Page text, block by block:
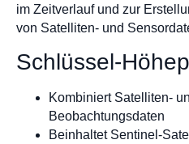
im Zeitverlauf und zur
von Satelliten- und
Schlüssel-
Kombiniert Satelliten-
Beobachtungsdaten
Beinhaltet Sentinel-